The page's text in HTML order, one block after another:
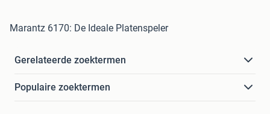
Marantz 6170: De Ideale Platenspeler
Gerelateerde zoektermen
Populaire zoektermen